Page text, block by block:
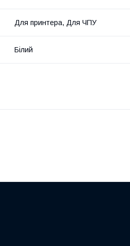
Для принтера, Для ЧПУ
Білий